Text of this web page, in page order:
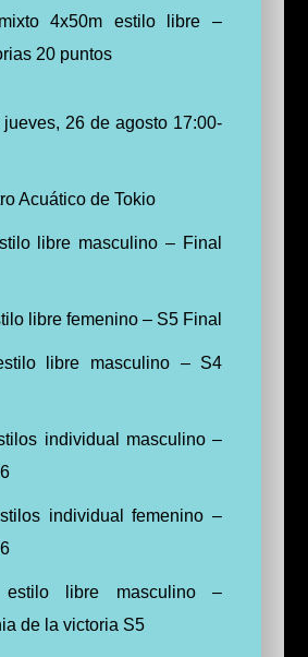
4x50m estilo libre –
20 puntos
jueves, 26 de agosto 17:00-
Acuático de Tokio
libre masculino – Final
libre femenino – S5 Final
libre masculino – S4
individual masculino –
individual femenino –
libre masculino –
de la victoria S5